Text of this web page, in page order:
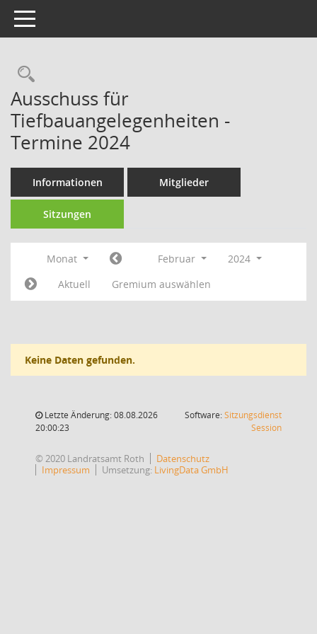
Toggle navigation
Rechercheauswahl
Ausschuss für
Tiefbauangelegenheiten -
Termine 2024
Informationen Mitglieder
Sitzungen
Monat Februar
2024
Aktuell
Gremium auswählen
Keine Daten gefunden.
Letzte Änderung: 08.08.2026
20:00:23
Software:Sitzungsdienst
Session(Wird in
© 2020 Landratsamt Roth
Datenschutz
Impressum
Umsetzung: LivingData GmbH